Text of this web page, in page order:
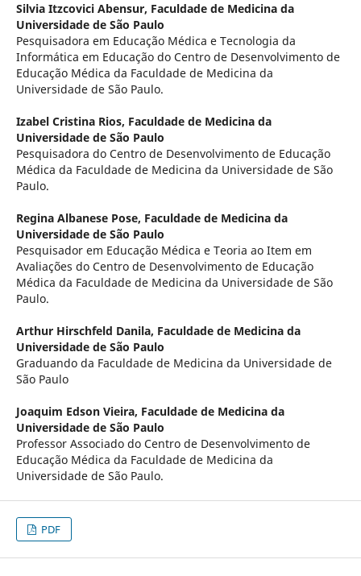
Silvia Itzcovici Abensur, Faculdade de Medicina da
Universidade de São Paulo
Pesquisadora em Educação Médica e Tecnologia da
Informática em Educação do Centro de Desenvolvimento de
Educação Médica da Faculdade de Medicina da
Universidade de São Paulo.
Izabel Cristina Rios, Faculdade de Medicina da
Universidade de São Paulo
Pesquisadora do Centro de Desenvolvimento de Educação
Médica da Faculdade de Medicina da Universidade de São
Paulo.
Regina Albanese Pose, Faculdade de Medicina da
Universidade de São Paulo
Pesquisador em Educação Médica e Teoria ao Item em
Avaliações do Centro de Desenvolvimento de Educação
Médica da Faculdade de Medicina da Universidade de São
Paulo.
Arthur Hirschfeld Danila, Faculdade de Medicina da
Universidade de São Paulo
Graduando da Faculdade de Medicina da Universidade de
São Paulo
Joaquim Edson Vieira, Faculdade de Medicina da
Universidade de São Paulo
Professor Associado do Centro de Desenvolvimento de
Educação Médica da Faculdade de Medicina da
Universidade de São Paulo.
PDF